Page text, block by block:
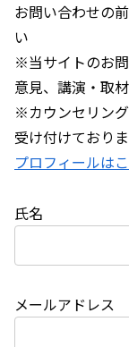
お問い合わせの
い
※当サイトのお
意見、講演・取
※カウンセリン
受け付けておりま
プロフィールは
氏名
メールアドレス